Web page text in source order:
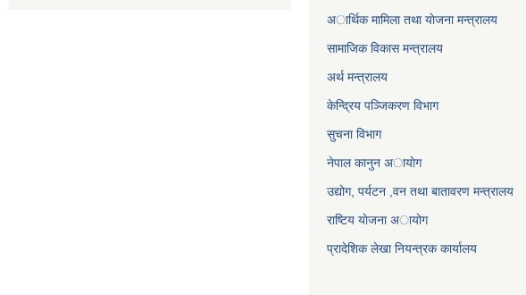
अार्थिक मामिला तथा याेजना मन्त्रालय
सामाजिक विकास मन्त्रालय
अर्थ मन्त्रालय
केन्द्रिय पञ्जिकरण विभाग
सुचना विभाग
नेपाल कानुन अायाेग
उद्योग, पर्यटन ,वन तथा बातावरण मन्त्रालय
राष्टिय याेजना अायोग
प्रादेशिक लेखा नियन्त्रक कार्यालय